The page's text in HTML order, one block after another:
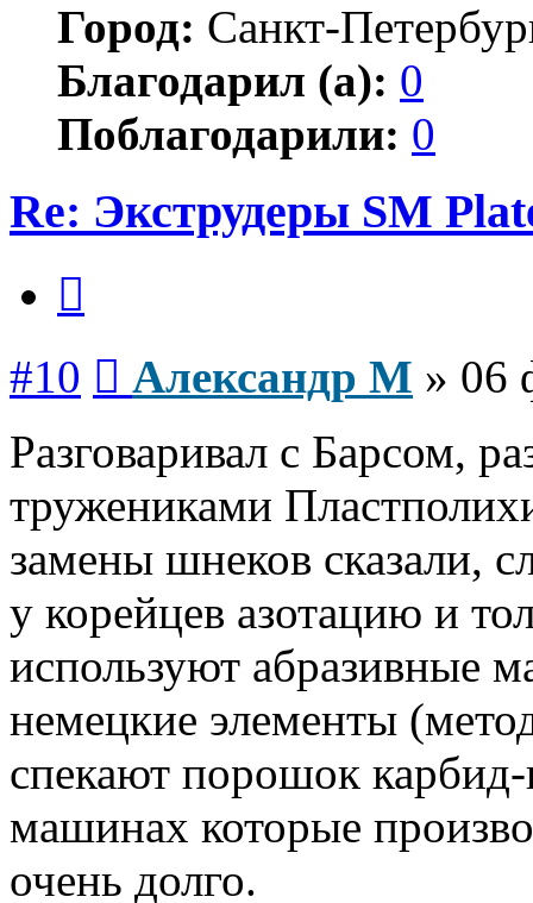
Город: Санкт-
Благодарил (а): 0
Поблагодарили: 0
Re: Экструдеры SM
#10 Александр М » 06
Разговаривал с Барсом,
тружениками
замены шнеков сказали,
у корейцев азотацию и
используют абразивные
немецкие элементы
спекают порошок
машинах которые
очень долго.